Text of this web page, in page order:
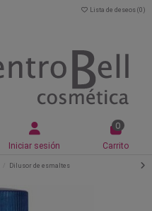
Lista de deseos (0 )
Iniciar sesión
0
Carrito
Dilusor de esmaltes